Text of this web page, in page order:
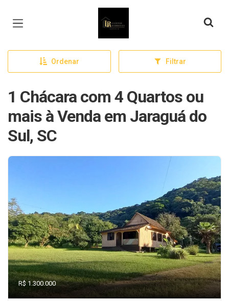
Página inicial
Ordenar Filtrar
1 Chácara com 4 Quartos ou
mais à Venda em Jaraguá do
Sul, SC
R$ 1.300.000